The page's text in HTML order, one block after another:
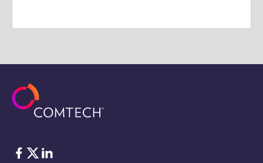
Facebook
Twitter
LinkedIn